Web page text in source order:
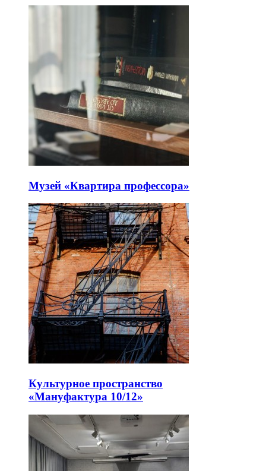
Музей «Квартира профессора»
Культурное пространство
«Мануфактура 10/12»